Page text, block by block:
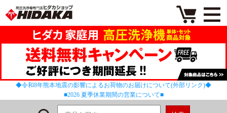
◆令和8年熊本地震の影響によるお荷物のお届けについて(外部リンク)◆
■2026 夏季休業期間の営業について■